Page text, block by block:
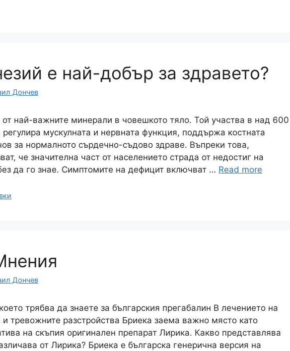
е най-добър за здравето?
Дончев
най-важните минерали в човешкото тяло. Той участва в над 600
мускулната и нервната функция, поддържа костната
за нормалното сърдечно-съдово здраве. Въпреки това,
че значителна част от населението страда от недостиг на
да го знае. Симптомите на дефицит включват … Read more
Дончев
трябва да знаете за българския прегабалин В лечението на
и тревожните разстройства Бриека заема важно място като
на скъпия оригинален препарат Лирика. Какво представлява
от Лирика? Бриека е българска генерична версия на